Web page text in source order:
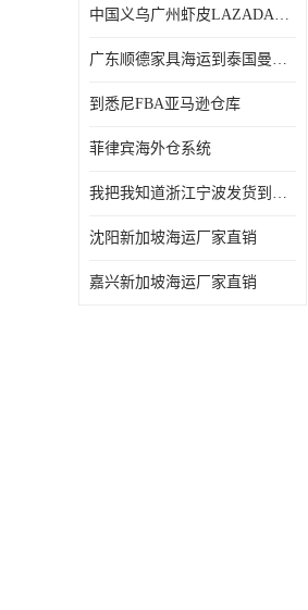
中国义乌广州虾皮LAZADA电商货海运菲律宾怎样收费
广东顺德家具海运到泰国曼谷需要提供什么资料给海运公司呢
到悉尼FBA亚马逊仓库
菲律宾海外仓系统
我把我知道浙江宁波发货到菲律宾马尼拉海运流程告诉您
沈阳新加坡海运厂家直销
嘉兴新加坡海运厂家直销